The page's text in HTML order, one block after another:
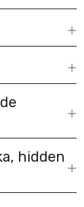
hidden